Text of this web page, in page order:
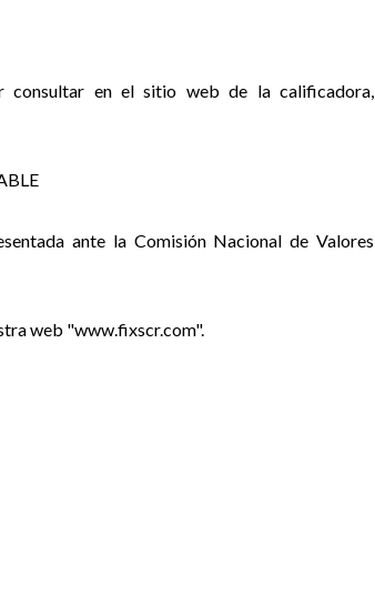
consultar en el sitio web de la calificadora,
ante la Comisión Nacional de Valores
web "www.fixscr.com".